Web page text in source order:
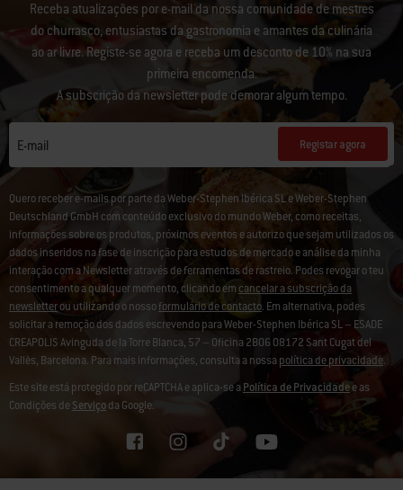
Receba atualizações por e-mail da nossa comunidade de mestres
do churrasco, entusiastas da gastronomia e amantes da culinária
ao ar livre. Registe-se agora e receba um desconto de 10% na sua
primeira encomenda.
A subscrição da newsletter pode demorar algum tempo.
E-mail Registar agora
Quero receber e-mails por parte da Weber-Stephen Ibérica SL e Weber-Stephen
Deutschland GmbH com conteúdo exclusivo do mundo Weber, como receitas,
informações sobre os produtos, próximos eventos e autorizo que sejam utilizados os
dados inseridos na fase de inscrição para estudos de mercado e análise da minha
interação com a Newsletter através de ferramentas de rastreio. Podes revogar o teu
consentimento a qualquer momento, clicando em cancelar a subscrição da
newsletterou utilizando o nossoformulário de contacto. Em alternativa, podes
solicitar a remoção dos dados escrevendo para Weber-Stephen Ibérica SL – ESADE
CREAPOLIS Avinguda de la Torre Blanca, 57 – Oficina 2B06 08172 Sant Cugat del
Vallès, Barcelona. Para mais informações, consulta a nossapolítica de privacidade.
Este site está protegido por reCAPTCHA e aplica-se aPolítica de Privacidadee as
Condições deServiçoda Google.